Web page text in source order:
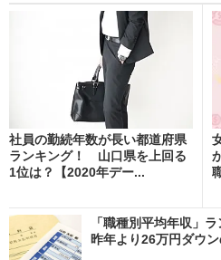
社員の勤続年数が長い都道府県
ランキング！ 山口県を上回る
1位は？【2020年デー...
「職種別平均年収」
昨年より26万円ダウ